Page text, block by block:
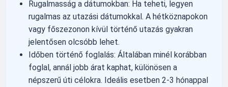
Rugalmasság a dátumokban: Ha teheti, legyen
rugalmas az utazási dátumokkal. A hétköznapokon
vagy főszezonon kívül történő utazás gyakran
jelentősen olcsóbb lehet.
Időben történő foglalás: Általában minél korábban
foglal, annál jobb árat kaphat, különösen a
népszerű úti célokra. Ideális esetben 2-3 hónappal